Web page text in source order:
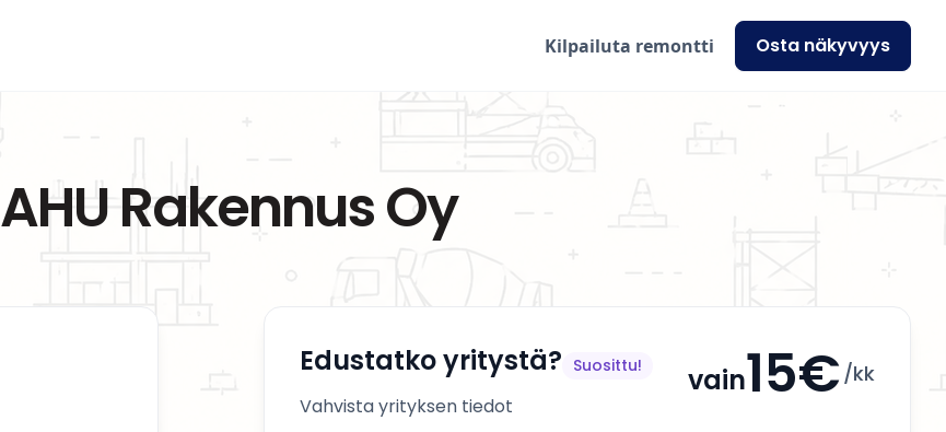
Kilpailuta remontti Osta näkyvyys
AHU Rakennus Oy
Edustatko yritystä? Suosittu!
Vahvista yrityksen tiedot
vain15€ /kk